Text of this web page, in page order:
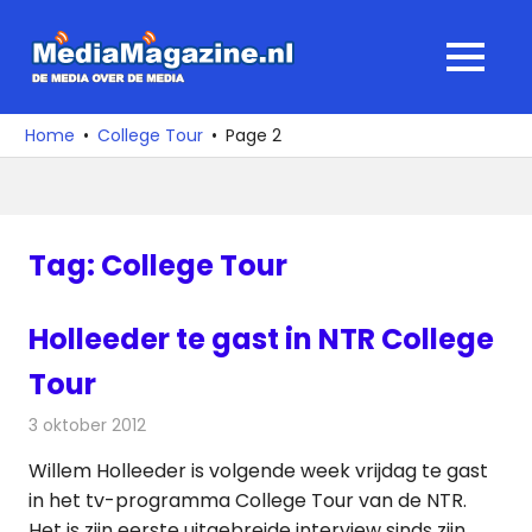
naar
media
over
MENU
Home College Tour Page 2
Tag: College Tour
Holleeder te gast in NTR College
Tour
3 oktober 2012
Willem Holleeder is volgende week vrijdag te gast
in het tv-programma College Tour van de NTR.